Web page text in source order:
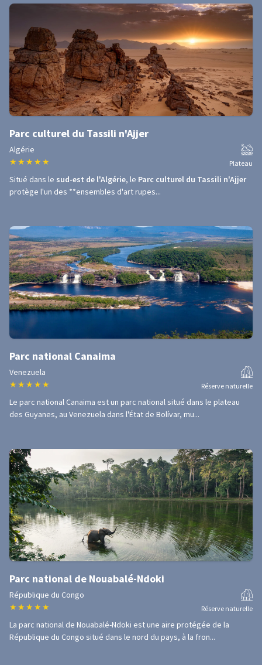
Parc culturel du Tassili n'Ajjer
Algérie
★ ★ ★ ★ ★ Plateau
Situé dans le sud-est de l'Algérie, le Parc culturel du Tassili n'Ajjer
protège l'un des **ensembles d'art rupes...
Parc national Canaima
Venezuela
★ ★ ★ ★ ★ Réserve naturelle
Le parc national Canaima est un parc national situé dans le plateau
des Guyanes, au Venezuela dans l'État de Bolívar, mu...
Parc national de Nouabalé-Ndoki
République du Congo
★ ★ ★ ★ ★ Réserve naturelle
La parc national de Nouabalé-Ndoki est une aire protégée de la
République du Congo situé dans le nord du pays, à la fron...